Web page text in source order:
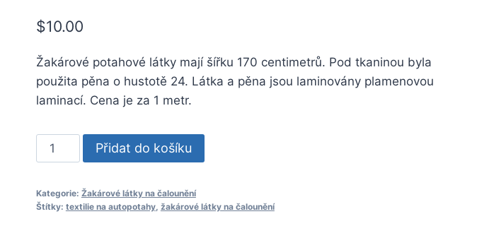
$10.00
Žakárové potahové látky mají šířku 170 centimetrů. Pod tkaninou byla
použita pěna o hustotě 24. Látka a pěna jsou laminovány plamenovou
laminací. Cena je za 1 metr.
Jacquard
Headliner
No
Přidat do košíku
Kategorie: Žakárové látky na čalounění
Štítky: textilie na autopotahy, žakárové látky na čalounění